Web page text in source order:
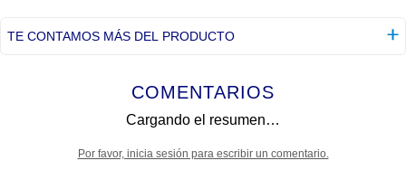
TE CONTAMOS MÁS DEL PRODUCTO
COMENTARIOS
Cargando el resumen…
Por favor, inicia sesión para escribir un comentario.